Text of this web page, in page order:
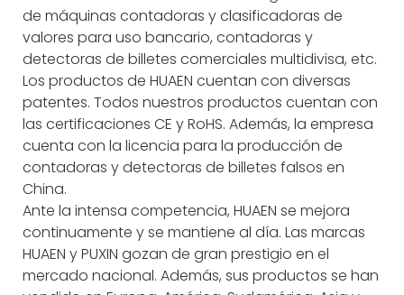
de máquinas contadoras y clasificadoras de
valores para uso bancario, contadoras y
detectoras de billetes comerciales multidivisa, etc.
Los productos de HUAEN cuentan con diversas
patentes. Todos nuestros productos cuentan con
las certificaciones CE y RoHS. Además, la empresa
cuenta con la licencia para la producción de
contadoras y detectoras de billetes falsos en
China.
Ante la intensa competencia, HUAEN se mejora
continuamente y se mantiene al día. Las marcas
HUAEN y PUXIN gozan de gran prestigio en el
mercado nacional. Además, sus productos se han